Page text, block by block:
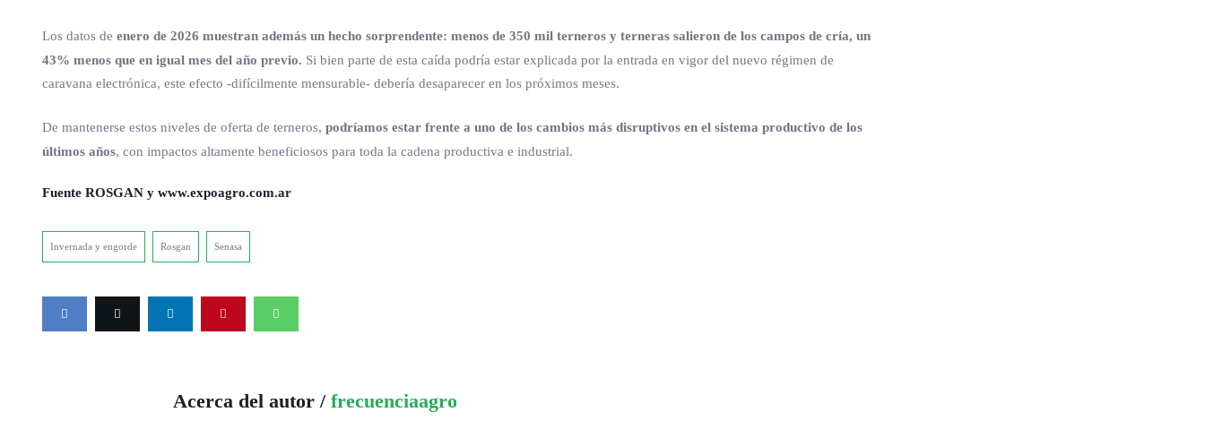
Los datos de enero de 2026 muestran además un hecho sorprendente: menos de 350 mil terneros y terneras salieron de los campos de cría, un
43% menos que en igual mes del año previo. Si bien parte de esta caída podría estar explicada por la entrada en vigor del nuevo régimen de
caravana electrónica, este efecto -difícilmente mensurable- debería desaparecer en los próximos meses.
De mantenerse estos niveles de oferta de terneros, podríamos estar frente a uno de los cambios más disruptivos en el sistema productivo de los
últimos años, con impactos altamente beneficiosos para toda la cadena productiva e industrial.
Fuente ROSGAN y www.expoagro.com.ar
Invernada y engorde Rosgan Senasa
Acerca del autor / frecuenciaagro